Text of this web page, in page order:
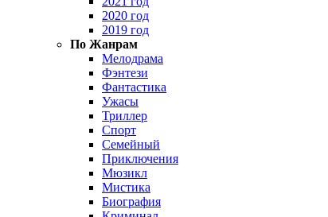
2020 год
2019 год
По Жанрам
Мелодрама
Фэнтези
Фантастика
Ужасы
Триллер
Спорт
Семейный
Приключения
Мюзикл
Мистика
Биография